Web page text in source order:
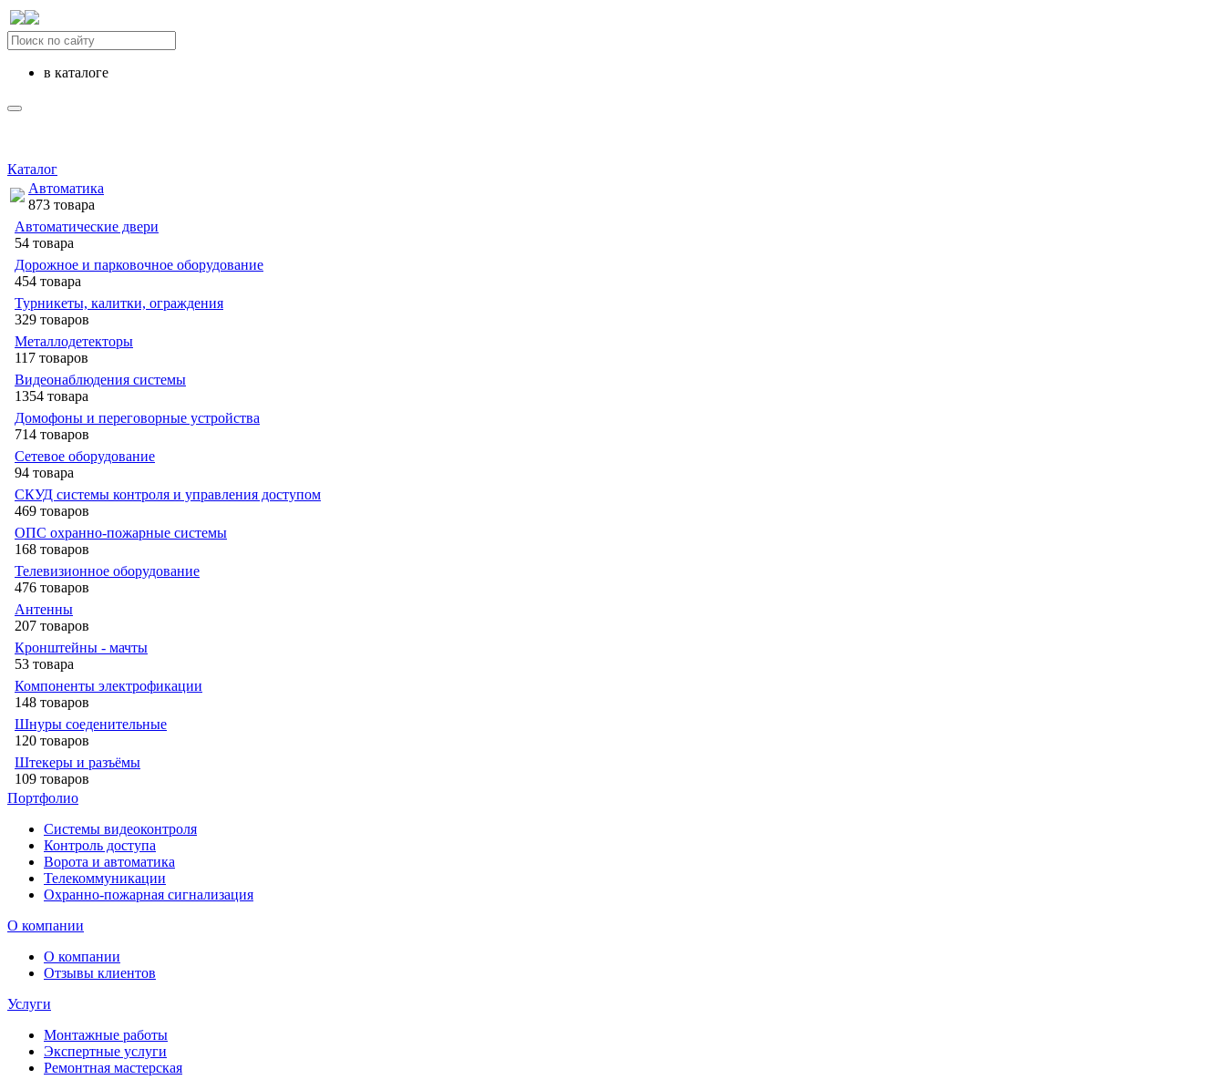
в каталоге
Каталог
Автоматика
873 товара
Автоматические двери
54 товара
Дорожное и парковочное оборудование
454 товара
Турникеты, калитки, ограждения
329 товаров
Металлодетекторы
117 товаров
Видеонаблюдения cистемы
1354 товара
Домофоны и переговорные устройства
714 товаров
Сетевое оборудование
94 товара
СКУД системы контроля и управления доступом
469 товаров
ОПС охранно-пожарные системы
168 товаров
Телевизионное оборудование
476 товаров
Антенны
207 товаров
Кронштейны - мачты
53 товара
Компоненты электрофикации
148 товаров
Шнуры соеденительные
120 товаров
Штекеры и разъёмы
109 товаров
Портфолио
Системы видеоконтроля
Контроль доступа
Ворота и автоматика
Телекоммуникации
Охранно-пожарная сигнализация
О компании
О компании
Отзывы клиентов
Услуги
Монтажные работы
Экспертные услуги
Ремонтная мастерская